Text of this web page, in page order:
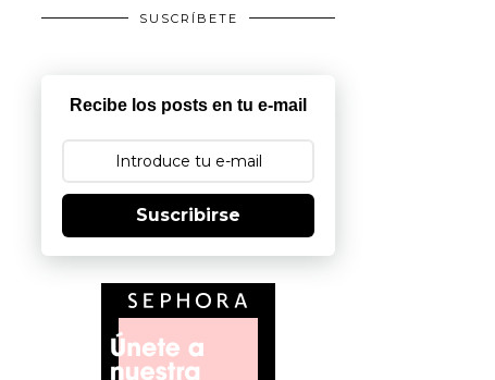
SUSCRÍBETE
Recibe los posts en tu e-mail
Suscribirse